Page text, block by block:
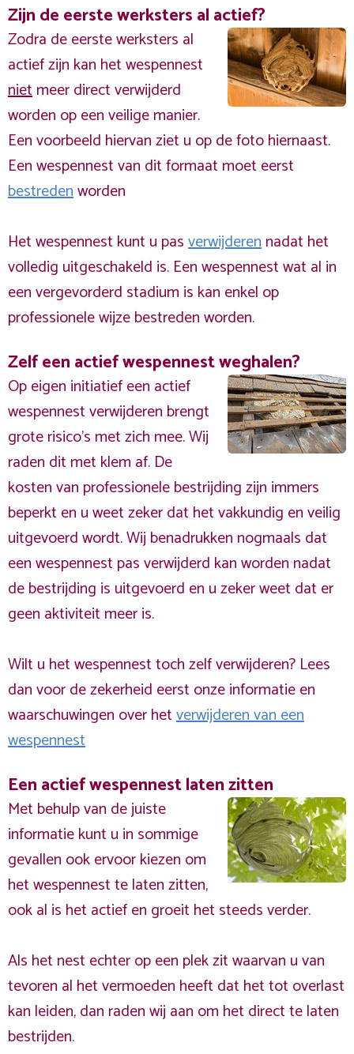
Zijn de eerste werksters al actief?
Zodra de eerste werksters al
actief zijn kan het wespennest
nietmeer direct verwijderd
worden op een veilige manier.
Een voorbeeld hiervan ziet u op de foto hiernaast.
Een wespennest van dit formaat moet eerst
bestredenworden
Het wespennest kunt u pasverwijderennadat het
volledig uitgeschakeld is. Een wespennest wat al in
een vergevorderd stadium is kan enkel op
professionele wijze bestreden worden.
Zelf een actief wespennest weghalen?
Op eigen initiatief een actief
wespennest verwijderen brengt
grote risico’s met zich mee. Wij
raden dit met klem af. De
kosten van professionele bestrijding zijn immers
beperkt en u weet zeker dat het vakkundig en veilig
uitgevoerd wordt. Wij benadrukken nogmaals dat
een wespennest pas verwijderd kan worden nadat
de bestrijding is uitgevoerd en u zeker weet dat er
geen aktiviteit meer is.
Wilt u het wespennest toch zelf verwijderen? Lees
dan voor de zekerheid eerst onze informatie en
waarschuwingen over hetverwijderen van een
wespennest
Een actief wespennest laten zitten
Met behulp van de juiste
informatie kunt u in sommige
gevallen ook ervoor kiezen om
het wespennest te laten zitten,
ook al is het actief en groeit het steeds verder.
Als het nest echter op een plek zit waarvan u van
tevoren al het vermoeden heeft dat het tot overlast
kan leiden, dan raden wij aan om het direct te laten
bestrijden.